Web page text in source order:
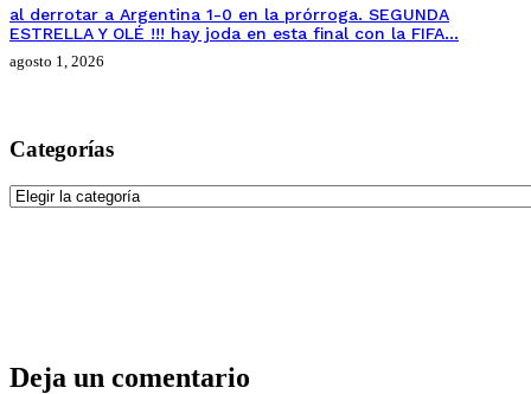
al derrotar a Argentina 1-0 en la prórroga. SEGUNDA
ESTRELLA Y OLÉ !!! hay joda en esta final con la FIFA…
agosto 1, 2026
Categorías
Categorías
Deja un comentario